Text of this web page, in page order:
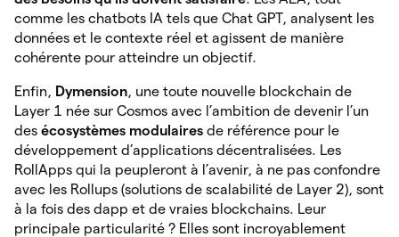
comme les chatbots IA tels que Chat GPT, analysent les
données et le contexte réel et agissent de manière
cohérente pour atteindre un objectif.
Enfin, Dymension, une toute nouvelle blockchain de
Layer 1 née sur Cosmos avec l’ambition de devenir l’un
des écosystèmes modulaires de référence pour le
développement d’applications décentralisées. Les
RollApps qui la peupleront à l’avenir, à ne pas confondre
avec les Rollups (solutions de scalabilité de Layer 2), sont
à la fois des dapp et de vraies blockchains. Leur
principale particularité ? Elles sont incroyablement